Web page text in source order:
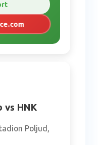
vs HNK
Poljud,